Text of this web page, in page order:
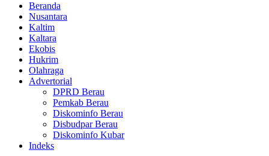
Beranda
Nusantara
Kaltim
Kaltara
Ekobis
Hukrim
Olahraga
Advertorial
DPRD Berau
Pemkab Berau
Diskominfo Berau
Disbudpar Berau
Diskominfo Kubar
Indeks